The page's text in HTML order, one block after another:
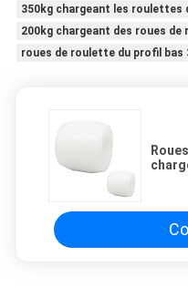
350kg chargeant les roulettes
200kg chargeant des roues
roues de roulette du profil bas